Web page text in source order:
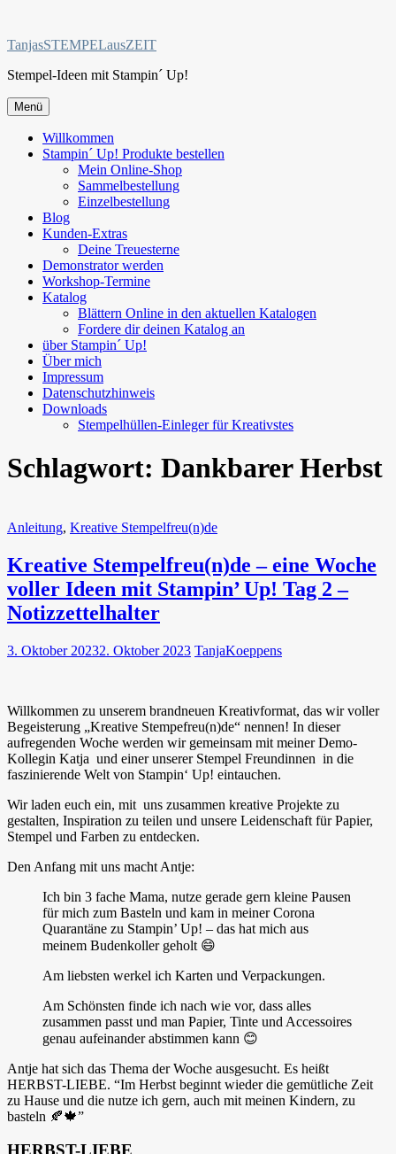
springen
TanjasSTEMPELausZEIT
Stempel-Ideen mit Stampin´ Up!
Menü
Willkommen
Stampin´ Up! Produkte bestellen
Mein Online-Shop
Sammelbestellung
Einzelbestellung
Blog
Kunden-Extras
Deine Treuesterne
Demonstrator werden
Workshop-Termine
Katalog
Blättern Online in den aktuellen Katalogen
Fordere dir deinen Katalog an
über Stampin´ Up!
Über mich
Impressum
Datenschutzhinweis
Downloads
Stempelhüllen-Einleger für Kreativstes
Schlagwort: Dankbarer Herbst
Anleitung, Kreative Stempelfreu(n)de
Kreative Stempelfreu(n)de – eine Woche
voller Ideen mit Stampin’ Up! Tag 2 –
Notizzettelhalter
3. Oktober 20232. Oktober 2023 TanjaKoeppens
Willkommen zu unserem brandneuen Kreativformat, das wir voller
Begeisterung „Kreative Stempefreu(n)de“ nennen! In dieser
aufregenden Woche werden wir gemeinsam mit meiner Demo-
Kollegin Katja und einer unserer Stempel Freundinnen in die
faszinierende Welt von Stampin‘ Up! eintauchen.
Wir laden euch ein, mit uns zusammen kreative Projekte zu
gestalten, Inspiration zu teilen und unsere Leidenschaft für Papier,
Stempel und Farben zu entdecken.
Den Anfang mit uns macht Antje:
Ich bin 3 fache Mama, nutze gerade gern kleine Pausen
für mich zum Basteln und kam in meiner Corona
Quarantäne zu Stampin’ Up! – das hat mich aus
meinem Budenkoller geholt 😄
Am liebsten werkel ich Karten und Verpackungen.
Am Schönsten finde ich nach wie vor, dass alles
zusammen passt und man Papier, Tinte und Accessoires
genau aufeinander abstimmen kann 😊
Antje hat sich das Thema der Woche ausgesucht. Es heißt
HERBST-LIEBE. “Im Herbst beginnt wieder die gemütliche Zeit
zu Hause und die nutze ich gern, auch mit meinen Kindern, zu
basteln 🍂🍁”